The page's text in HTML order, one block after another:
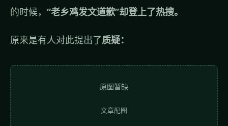
的时候， “老乡鸡发文道歉”却登上了热搜。
原来是有人对此提出了质疑：
原图暂缺
文章配图